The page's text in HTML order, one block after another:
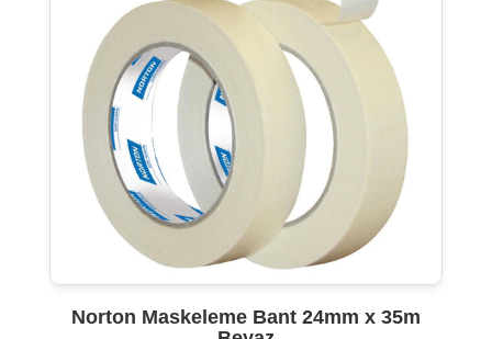
Norton Maskeleme Bant 24mm x 35m